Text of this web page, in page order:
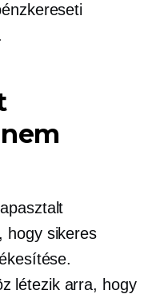
hogy sikeres
létezik arra, hogy